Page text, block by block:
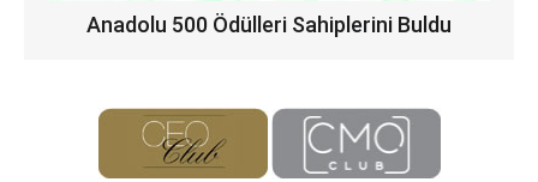
Anadolu 500 Ödülleri Sahiplerini Buldu